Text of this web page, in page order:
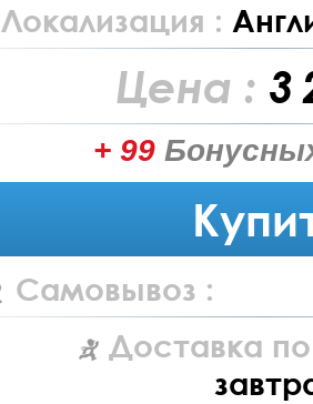
Локализация :
Цена : 3
+ 99
Самовывоз :
Доставка